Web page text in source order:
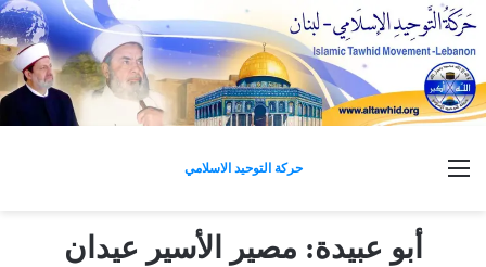
حركة التوحيد الاسلامي
أبو عبيدة: مصير الأسير عيدان